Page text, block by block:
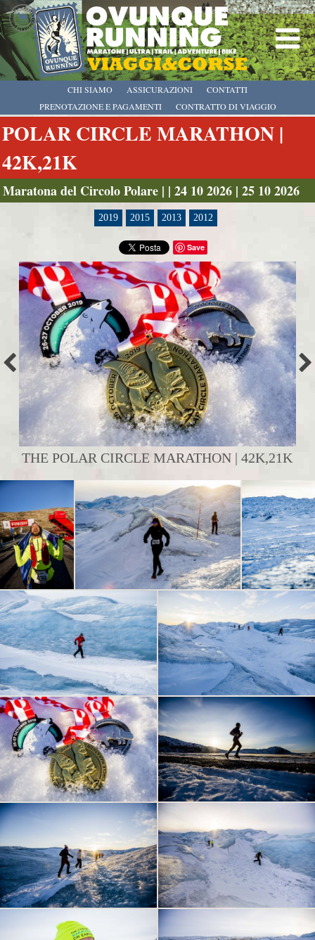
CHI SIAMO
PRENOTAZIONE E PAGAMENTI
CONTRATTO DI VIAGGIO
ASSICURAZIONI CONTATTI
POLAR CIRCLE MARATHON |
42K,21K
Maratona del Circolo Polare | | 24 10 2026 | 25 10 2026
2019 2015 2013 2012
Save
THE POLAR CIRCLE MARATHON | 42K,21K